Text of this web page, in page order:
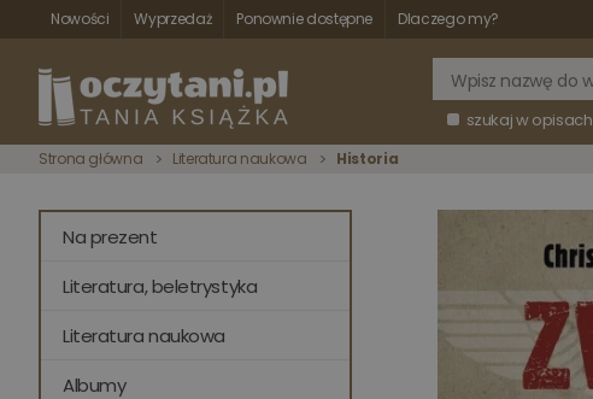
Nowości Wyprzedaż Ponownie dostępne Dlaczego my?
szukaj w opisach
Strona główna Literatura naukowa Historia
Na prezent
Literatura, beletrystyka
Literatura naukowa
Albumy